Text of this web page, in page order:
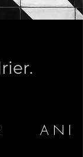
. . . !
A N I